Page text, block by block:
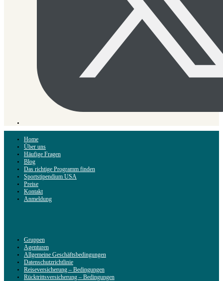
Home
Über uns
Häufige Fragen
Blog
Das richtige Programm finden
Sportstipendium USA
Preise
Kontakt
Anmeldung
Gruppen
Agenturen
Allgemeine Geschäftsbedingungen
Datenschutzrichtlinie
Reiseversicherung – Bedingungen
Rücktrittsversicherung – Bedingungen